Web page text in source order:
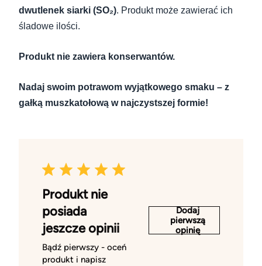
dwutlenek siarki (SO₂). Produkt może zawierać ich
śladowe ilości.
Produkt nie zawiera konserwantów.
Nadaj swoim potrawom wyjątkowego smaku – z
gałką muszkatołową w najczystszej formie!
Produkt nie
posiada
jeszcze opinii
Bądź pierwszy - oceń
produkt i napisz
Dodaj
pierwszą
opinię